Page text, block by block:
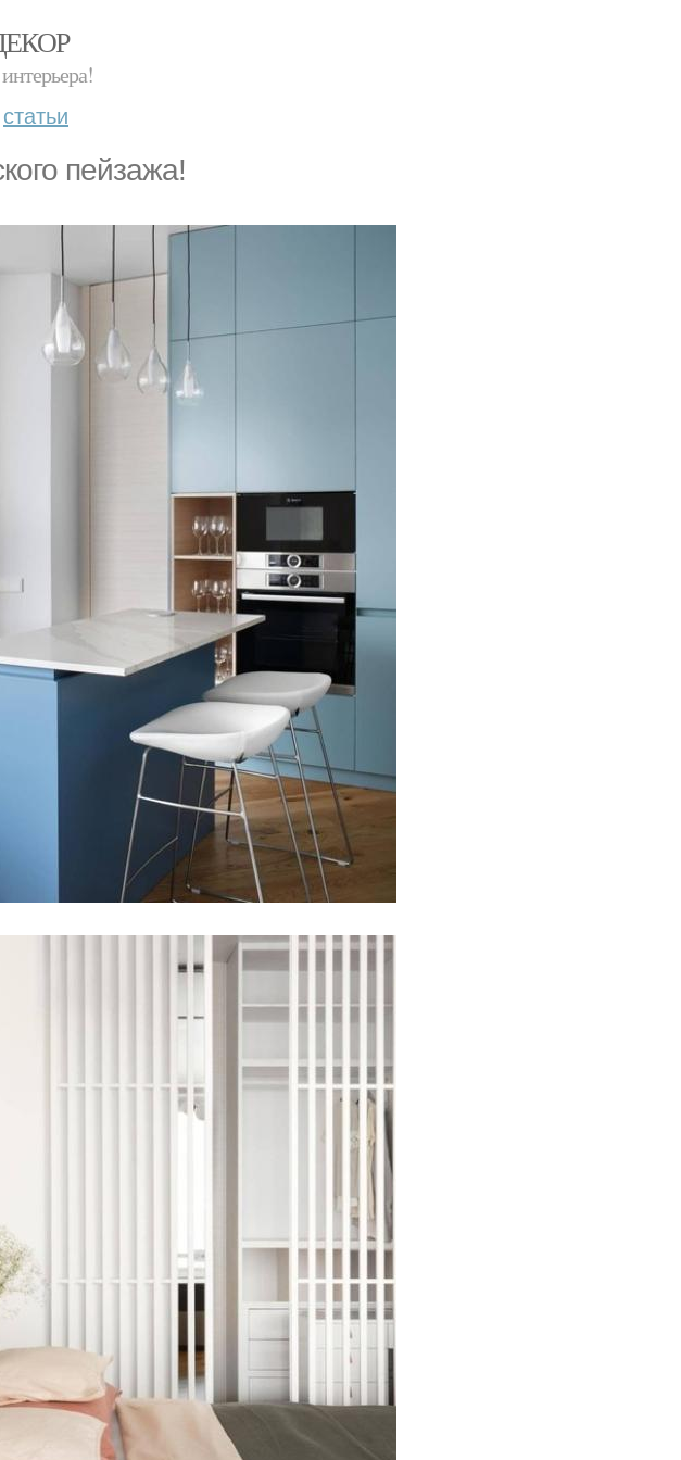
статьи
пeйзажа!